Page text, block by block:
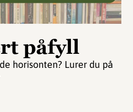
påfyll
horisonten? Lurer du på